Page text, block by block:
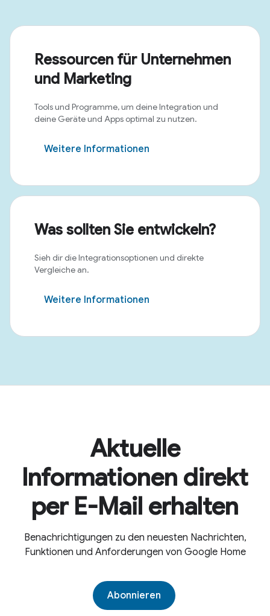
Ressourcen für Unternehmen
und Marketing
Tools und Programme, um deine Integration und
deine Geräte und Apps optimal zu nutzen.
Weitere Informationen
Was sollten Sie entwickeln?
Sieh dir die Integrationsoptionen und direkte
Vergleiche an.
Weitere Informationen
Aktuelle
Informationen direkt
per E-Mail erhalten
Benachrichtigungen zu den neuesten Nachrichten,
Funktionen und Anforderungen von Google Home
Abonnieren